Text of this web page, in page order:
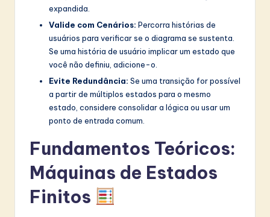
expandida.
Valide com Cenários: Percorra histórias de
usuários para verificar se o diagrama se sustenta.
Se uma história de usuário implicar um estado que
você não definiu, adicione-o.
Evite Redundância: Se uma transição for possível
a partir de múltiplos estados para o mesmo
estado, considere consolidar a lógica ou usar um
ponto de entrada comum.
Fundamentos Teóricos:
Máquinas de Estados
Finitos